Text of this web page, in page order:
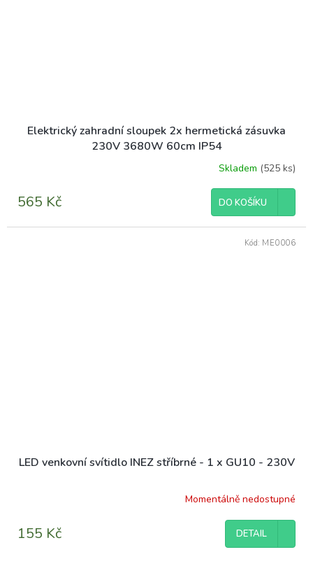
Elektrický zahradní sloupek 2x hermetická zásuvka
230V 3680W 60cm IP54
produktu
je
Skladem (525 ks)
565 Kč DO KOŠÍKU
LED venkovní svítidlo INEZ stříbrné - 1 x GU10 - 230V
Momentálně nedostupné
155 Kč DETAIL
Kód: ME0006